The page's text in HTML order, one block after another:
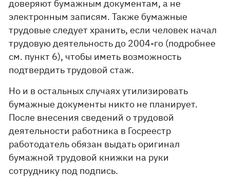
доверяют бумажным документам, а не
электронным записям. Также бумажные
трудовые следует хранить, если человек начал
трудовую деятельность до 2004-го (подробнее
см. пункт 6), чтобы иметь возможность
подтвердить трудовой стаж.
Но и в остальных случаях утилизировать
бумажные документы никто не планирует.
После внесения сведений о трудовой
деятельности работника в Госреестр
работодатель обязан выдать оригинал
бумажной трудовой книжки на руки
сотруднику под подпись.